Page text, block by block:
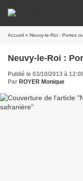
Accueil » Neuvy-le-Roi : Portes
Neuvy-le-Roi :
Publié le 03/10/2013 à
Par ROYER Monique